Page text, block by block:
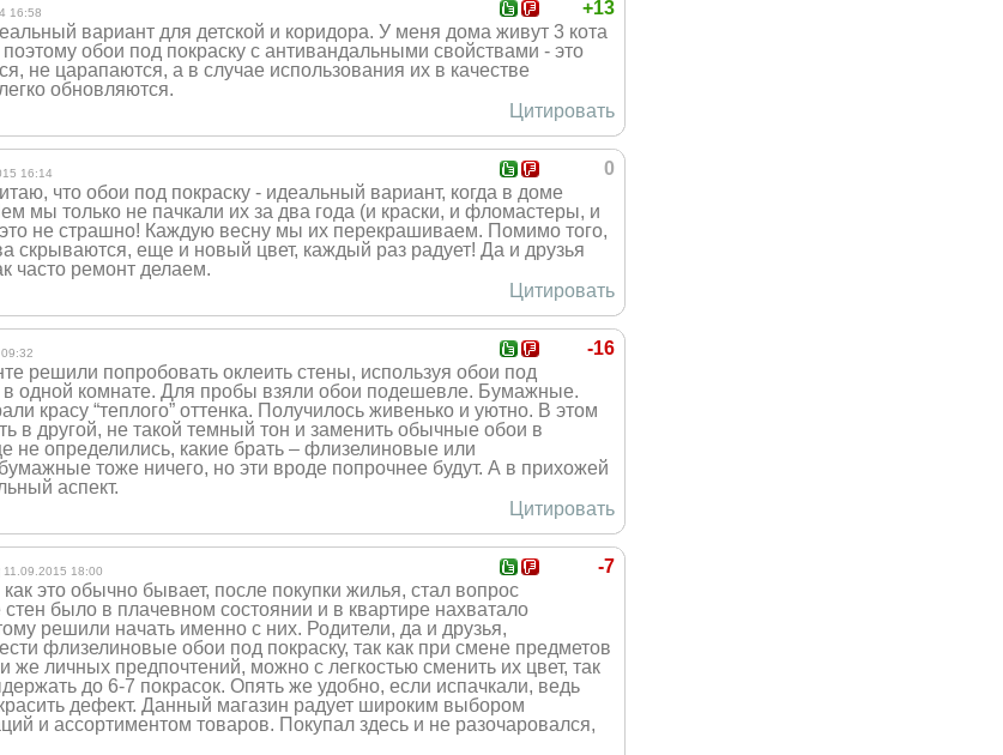
+13
16:58
вариант для детской и коридора. У меня дома живут 3 кота
обои под покраску с антивандальными свойствами - это
не царапаются, а в случае использования их в качестве
обновляются.
Цитировать
0
16:14
что обои под покраску - идеальный вариант, когда в доме
мы только не пачкали их за два года (и краски, и фломастеры, и
это не страшно! Каждую весну мы их перекрашиваем. Помимо того,
скрываются, еще и новый цвет, каждый раз радует! Да и друзья
часто ремонт делаем.
Цитировать
-16
решили попробовать оклеить стены, используя обои под
в одной комнате. Для пробы взяли обои подешевле. Бумажные.
красу “теплого” оттенка. Получилось живенько и уютно. В этом
в другой, не такой темный тон и заменить обычные обои в
не определились, какие брать – флизелиновые или
тоже ничего, но эти вроде попрочнее будут. А в прихожей
аспект.
Цитировать
-7
11.09.2015 18:00
это обычно бывает, после покупки жилья, стал вопрос
было в плачевном состоянии и в квартире нахватало
решили начать именно с них. Родители, да и друзья,
флизелиновые обои под покраску, так как при смене предметов
же личных предпочтений, можно с легкостью сменить их цвет, так
до 6-7 покрасок. Опять же удобно, если испачкали, ведь
дефект. Данный магазин радует широким выбором
и ассортиментом товаров. Покупал здесь и не разочаровался,